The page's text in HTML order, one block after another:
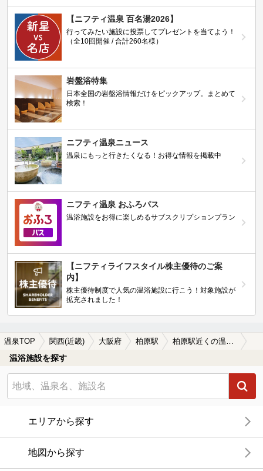
【ニフティ温泉 百名湯2026】
行ってみたい施設に投票してプレゼントを当てよう！
（全10回開催 / 合計260名様）
岩盤浴特集
日本全国の岩盤浴情報だけをピックアップ。まとめて
検索！
ニフティ温泉ニュース
温泉にもっと行きたくなる！お得な情報を掲載中
ニフティ温泉 おふろパス
温浴施設をお得に楽しめるサブスクリプションプラン
【ニフティライフスタイル株主優待のご案
内】
株主優待制度で人気の温浴施設に行こう！対象施設が
拡充されました！
温泉TOP 関西(近畿) 大阪府 柏原駅 柏原駅近くの温泉宿・温泉旅館・ホテルおすすめ(2026年版)
温浴施設を探す
エリアから探す
地図から探す